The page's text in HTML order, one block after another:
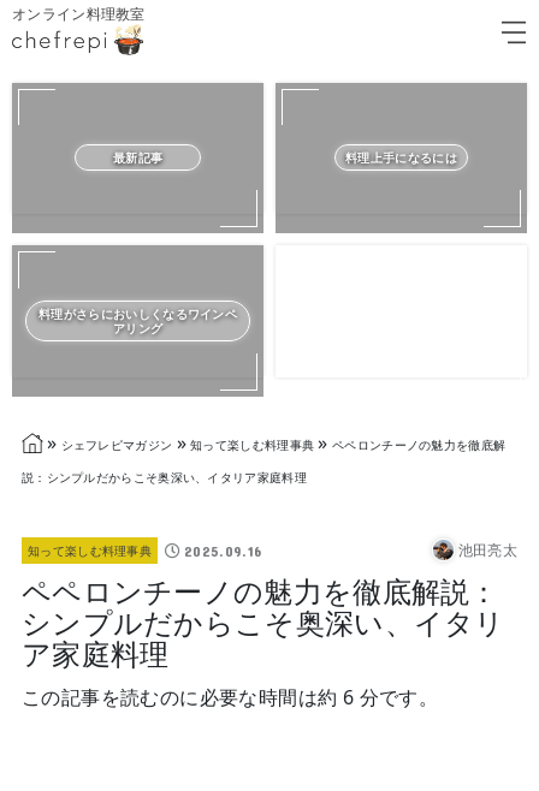
オンライン料理教室
最新記事 料理上手になるには
料理がさらにおいしくなるワインペ
アリング
» シェフレピマガジン » 知って楽しむ料理事典 » ペペロンチーノの魅力を徹底解
説：シンプルだからこそ奥深い、イタリア家庭料理
知って楽しむ料理事典 2025.09.16 池田亮太
ペペロンチーノの魅力を徹底解説：
シンプルだからこそ奥深い、イタリ
ア家庭料理
この記事を読むのに必要な時間は約 6 分です。